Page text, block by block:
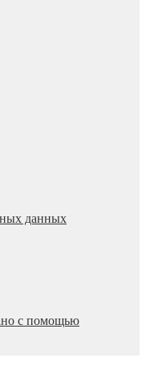
данных
с помощью